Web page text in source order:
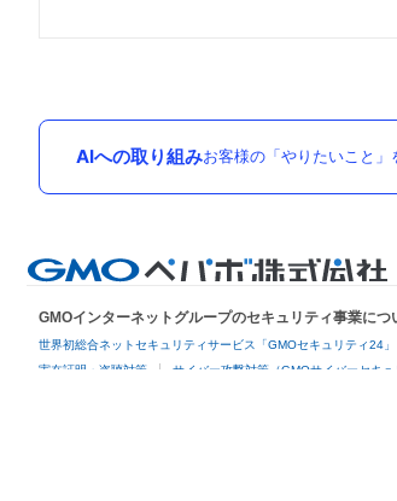
AIへの取り組みお客様の「やりたいこと」
GMOインターネットグループのセキュリティ事業につ
世界初総合ネットセキュリティサービス「GMOセキュリティ24」
実在証明・盗聴対策 サイバー攻撃対策（GMOサイバーセキュ